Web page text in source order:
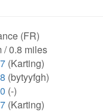
(FR)
/ 0.8 miles
(Karting)
(bytyyfgh)
(-)
(Karting)